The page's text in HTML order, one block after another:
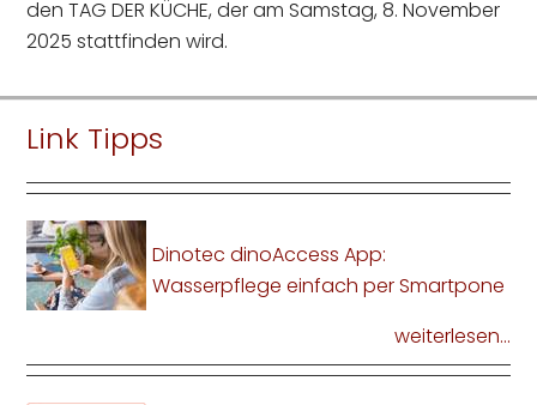
den TAG DER KÜCHE, der am Samstag, 8. November
2025 stattfinden wird.
Link Tipps
Dinotec dinoAccess App:
Wasserpflege einfach per Smartpone
weiterlesen...